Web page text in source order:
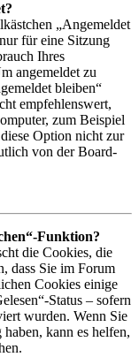
„Angemeldet
für eine Sitzung
Ihres
angemeldet zu
bleiben“
empfehlenswert,
zum Beispiel
Option nicht zur
von der Board-
Funktion?
die Cookies, die
dass Sie im Forum
Cookies einige
Status – sofern
wurden. Wenn Sie
kann es helfen,